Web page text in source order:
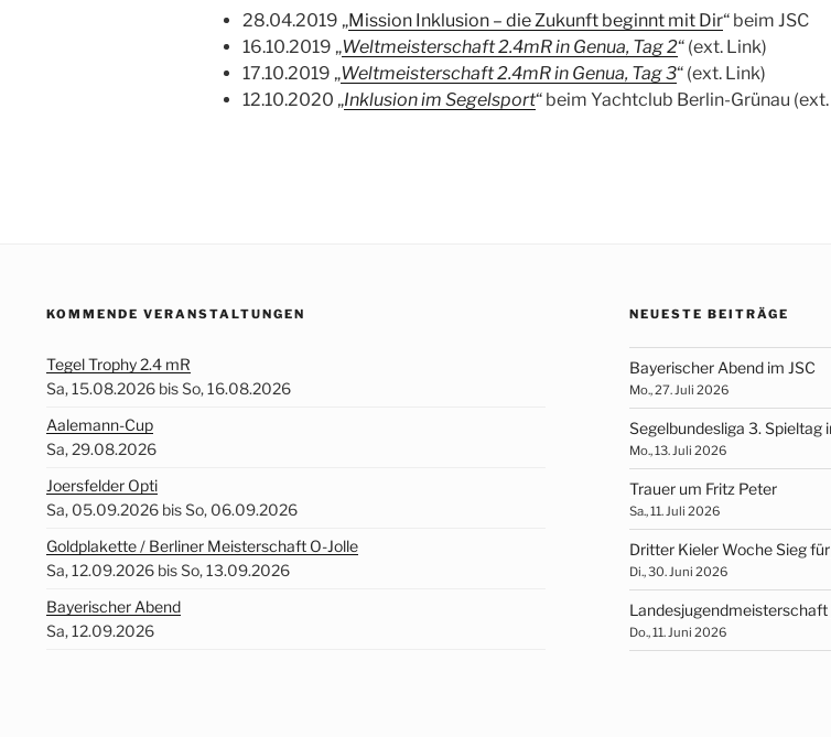
28.04.2019 „Mission Inklusion – die Zukunft beginnt mit Dir“ beim JSC
16.10.2019 „Weltmeisterschaft 2.4mR in Genua, Tag 2“ (ext. Link)
17.10.2019 „Weltmeisterschaft 2.4mR in Genua, Tag 3“ (ext. Link)
12.10.2020 „Inklusion im Segelsport“ beim Yachtclub Berlin-Grünau
KOMMENDE VERANSTALTUNGEN
Tegel Trophy 2.4 mR
Sa, 15.08.2026 bis So, 16.08.2026
Aalemann-Cup
Sa, 29.08.2026
Joersfelder Opti
Sa, 05.09.2026 bis So, 06.09.2026
Goldplakette / Berliner Meisterschaft O-Jolle
Sa, 12.09.2026 bis So, 13.09.2026
Bayerischer Abend
Sa, 12.09.2026
NEUESTE BEITRÄGE
Bayerischer Abend im JSC
Mo., 27. Juli 2026
Segelbundesliga 3. Spieltag
Mo., 13. Juli 2026
Trauer um Fritz Peter
Sa., 11. Juli 2026
Dritter Kieler Woche Sieg
Di., 30. Juni 2026
Do., 11. Juni 2026